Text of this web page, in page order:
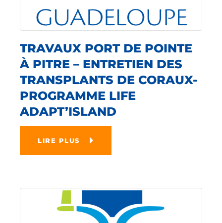
TRAVAUX PORT DE POINTE
À PITRE – ENTRETIEN DES
TRANSPLANTS DE CORAUX-
PROGRAMME LIFE
ADAPT’ISLAND
LIRE PLUS